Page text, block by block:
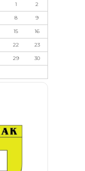
1 2
8 9
15 16
22 23
29 30